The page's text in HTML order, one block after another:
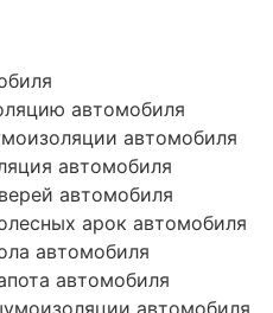
автомобиля
автомобиля
автомобиля
автомобиля
арок автомобиля
автомобиля
автомобиля
автомобиля